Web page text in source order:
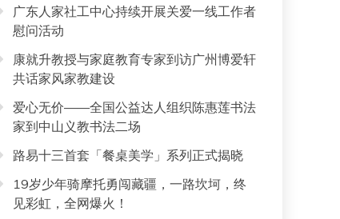
广东人家社工中心持续开展关爱一线工作者
慰问活动
康就升教授与家庭教育专家到访广州博爱轩
共话家风家教建设
爱心无价——全国公益达人组织陈惠莲书法
家到中山义教书法二场
路易十三首套「餐桌美学」系列正式揭晓
19岁少年骑摩托勇闯藏疆，一路坎坷，终
见彩虹，全网爆火！